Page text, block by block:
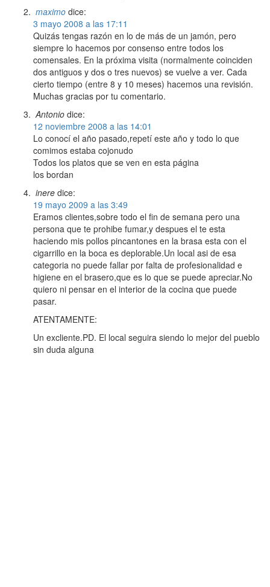
maximo dice:
3 mayo 2008 a las 17:11
Quizás tengas razón en lo de más de un jamón, pero
siempre lo hacemos por consenso entre todos los
comensales. En la próxima visita (normalmente coinciden
dos antiguos y dos o tres nuevos) se vuelve a ver. Cada
cierto tiempo (entre 8 y 10 meses) hacemos una revisión.
Muchas gracias por tu comentario.
Antonio dice:
12 noviembre 2008 a las 14:01
Lo conocí el año pasado,repetí este año y todo lo que
comimos estaba cojonudo
Todos los platos que se ven en esta página
los bordan
inere dice:
19 mayo 2009 a las 3:49
Eramos clientes,sobre todo el fin de semana pero una
persona que te prohibe fumar,y despues el te esta
haciendo mis pollos pincantones en la brasa esta con el
cigarrillo en la boca es deplorable.Un local asi de esa
categoria no puede fallar por falta de profesionalidad e
higiene en el brasero,que es lo que se puede apreciar.No
quiero ni pensar en el interior de la cocina que puede
pasar.
ATENTAMENTE:
Un excliente.PD. El local seguira siendo lo mejor del pueblo
sin duda alguna